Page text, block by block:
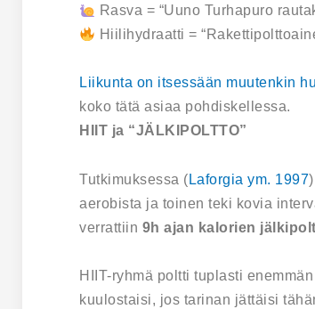
Rasva = “Uuno Turhapuro
Hiilihydraatti =
Liikunta on itsessään muutenkin
koko tätä asiaa pohdiskellessa.
HIIT ja “JÄLKIPOLTTO”
Tutkimuksessa ( Laforgia ym. 1997
aerobista ja toinen teki kovia
verrattiin 9h ajan kalorien
HIIT-ryhmä poltti tuplasti
kuulostaisi, jos tarinan jättäisi